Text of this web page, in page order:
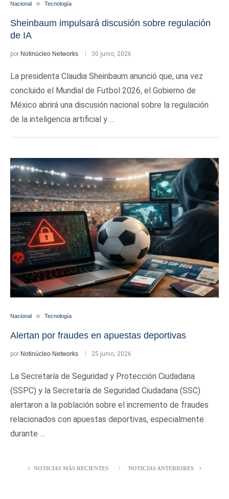
Nacional Tecnología
Sheinbaum impulsará discusión sobre regulación
de IA
por Notinúcleo Networks 30 junio, 2026
La presidenta Claudia Sheinbaum anunció que, una vez
concluido el Mundial de Futbol 2026, el Gobierno de
México abrirá una discusión nacional sobre la regulación
de la inteligencia artificial y …
Nacional Tecnología
Alertan por fraudes en apuestas deportivas
por Notinúcleo Networks 25 junio, 2026
La Secretaría de Seguridad y Protección Ciudadana
(SSPC) y la Secretaría de Seguridad Ciudadana (SSC)
alertaron a la población sobre el incremento de fraudes
relacionados con apuestas deportivas, especialmente
durante …
NOTICIAS MÁS RECIENTES NOTICIAS ANTERIORES